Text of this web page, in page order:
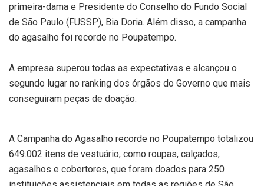
primeira-dama e Presidente do Conselho do Fundo Social
de São Paulo (FUSSP), Bia Doria. Além disso, a campanha
do agasalho foi recorde no Poupatempo.
A empresa superou todas as expectativas e alcançou o
segundo lugar no ranking dos órgãos do Governo que mais
conseguiram peças de doação.
A Campanha do Agasalho recorde no Poupatempo totalizou
649.002 itens de vestuário, como roupas, calçados,
agasalhos e cobertores, que foram doados para 250